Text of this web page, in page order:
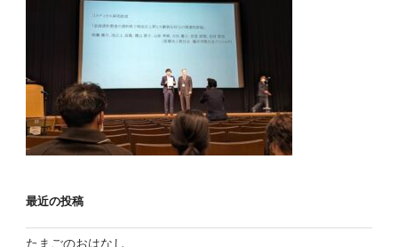
最近の投稿
たまごのおはなし